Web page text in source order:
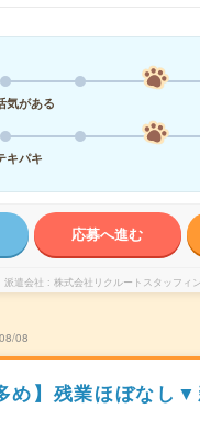
気がある
キパキ
応募へ進む
派遣会社 株式会社リクルートスタッフィ
08
め】残業ほぼなし